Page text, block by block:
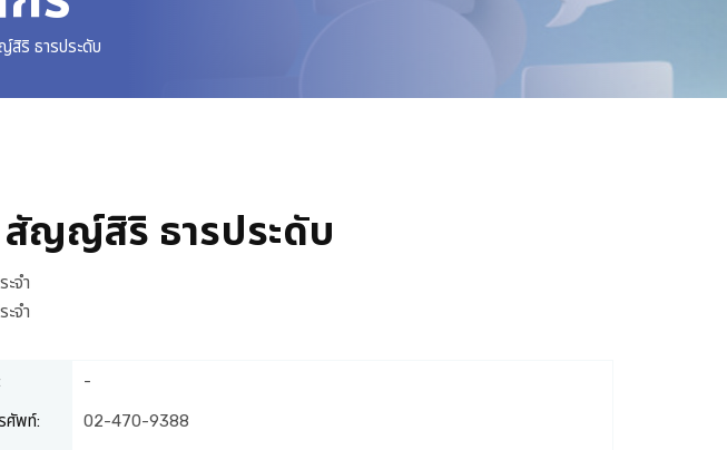
ริ ธารประดับ
ญญ์สิริ ธารประดับ
ะจำ
ะจำ
-
ศัพท์:
02-470-9388